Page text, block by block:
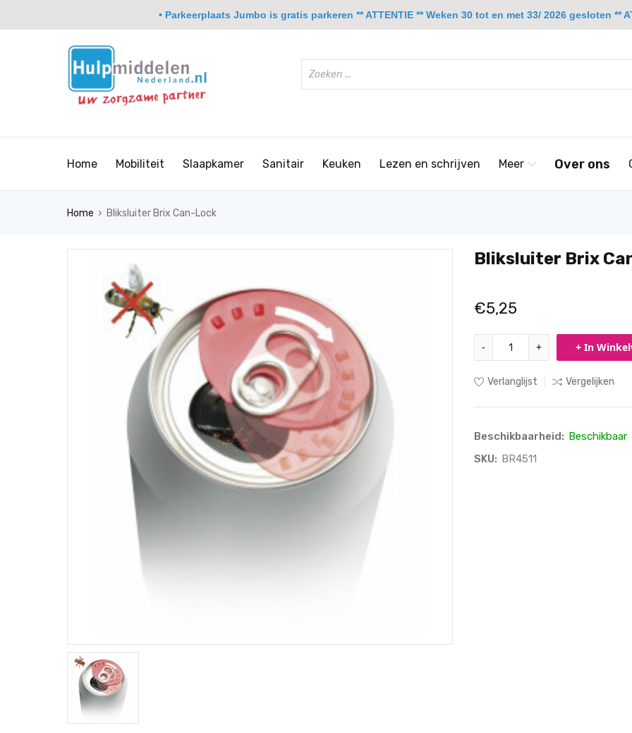
Home Mobiliteit Slaapkamer Sanitair Keuken Lezen en schrijven Meer Over ons
Home › Bliksluiter Brix Can-Lock
Bliksluiter Brix
€5,25
- + + In
Verlanglijst Vergelijken
Beschikbaarheid: Beschikbaar
SKU: BR4511
• Parkeerplaats Jumbo is gratis parkeren ** ATTENTIE ** Weken 30 tot en met 33/ 2026 gesloten **